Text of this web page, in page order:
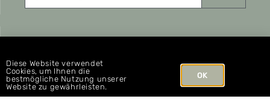
CONNECT
Diese Website verwendet
Cookies, um Ihnen die
bestmögliche Nutzung unserer
Website zu gewährleisten.
OK